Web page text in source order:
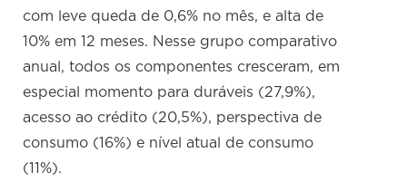
com leve queda de 0,6% no mês, e alta de
10% em 12 meses. Nesse grupo comparativo
anual, todos os componentes cresceram, em
especial momento para duráveis (27,9%),
acesso ao crédito (20,5%), perspectiva de
consumo (16%) e nível atual de consumo
(11%).